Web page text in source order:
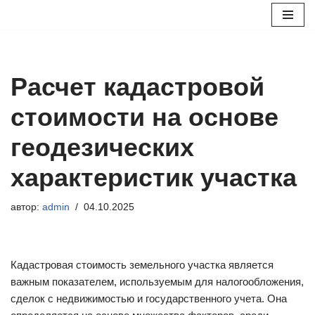
Расчет кадастровой
стоимости на основе
геодезических
характеристик участка
автор: admin 04.10.2025
Кадастровая стоимость земельного участка является
важным показателем, используемым для налогообложения,
сделок с недвижимостью и государственного учета. Она